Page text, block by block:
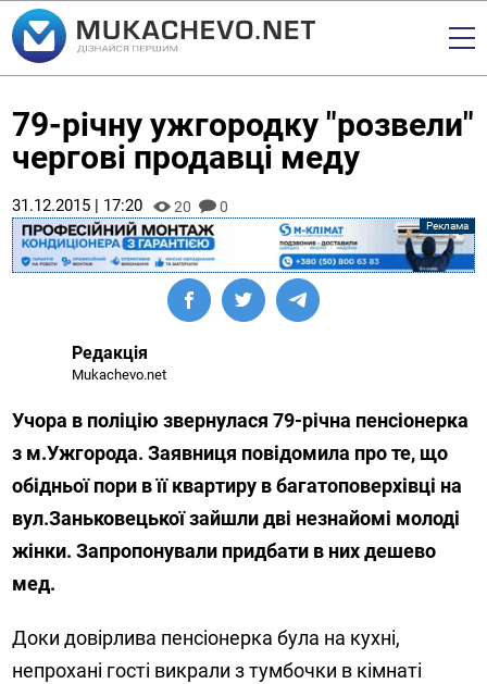
79-річну ужгородку "розвели"
чергові продавці меду
31.12.2015 | 17:20 20 0
Редакція
Mukachevo.net
Учора в поліцію звернулася 79-річна пенсіонерка
з м.Ужгорода. Заявниця повідомила про те, що
обідньої пори в її квартиру в багатоповерхівці на
вул.Заньковецької зайшли дві незнайомі молоді
жінки. Запропонували придбати в них дешево
мед.
Доки довірлива пенсіонерка була на кухні,
непрохані гості викрали з тумбочки в кімнаті